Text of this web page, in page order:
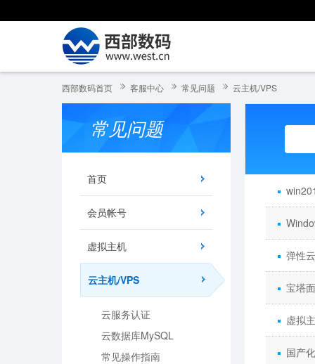
西部数码首页 客服中心 常见问题 云主机/VPS
常见问题
首页
会员帐号
虚拟主机
云主机/VPS
云服务认证
云数据库MySQL
常见操作指南
弹性
宝塔
虚拟
国产